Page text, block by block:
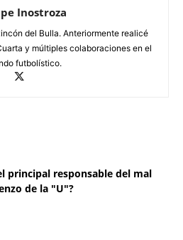
Inostroza
del Bulla. Anteriormente realicé
y múltiples colaboraciones en el
futbolístico.
principal responsable del mal
de la "U"?